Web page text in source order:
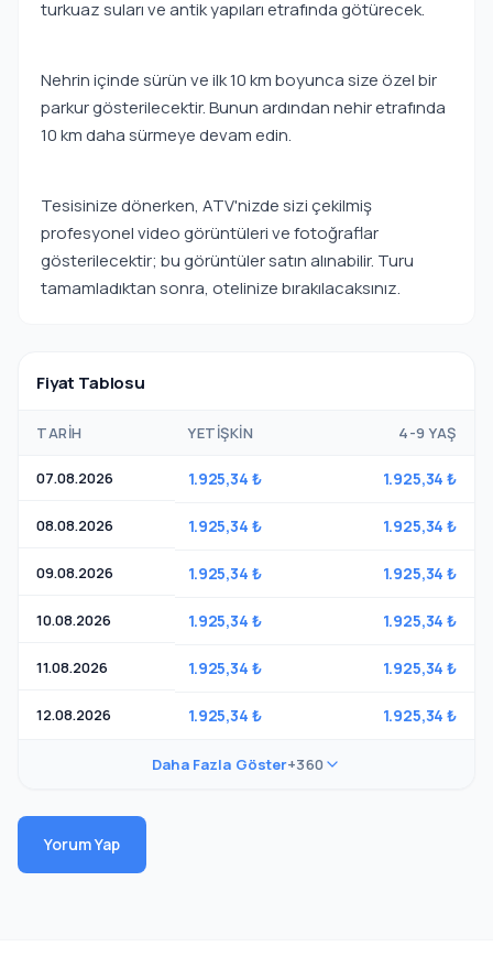
turkuaz suları ve antik yapıları etrafında götürecek.
Nehrin içinde sürün ve ilk 10 km boyunca size özel bir
parkur gösterilecektir. Bunun ardından nehir etrafında
10 km daha sürmeye devam edin.
Tesisinize dönerken, ATV'nizde sizi çekilmiş
profesyonel video görüntüleri ve fotoğraflar
gösterilecektir; bu görüntüler satın alınabilir. Turu
tamamladıktan sonra, otelinize bırakılacaksınız.
Fiyat Tablosu
TARIH YETIŞKIN 4-9 YAŞ
07.08.2026 1.925,34 ₺ 1.925,34 ₺
08.08.2026 1.925,34 ₺ 1.925,34 ₺
09.08.2026 1.925,34 ₺ 1.925,34 ₺
10.08.2026 1.925,34 ₺ 1.925,34 ₺
11.08.2026 1.925,34 ₺ 1.925,34 ₺
12.08.2026 1.925,34 ₺ 1.925,34 ₺
Daha Fazla Göster+360
Yorum Yap